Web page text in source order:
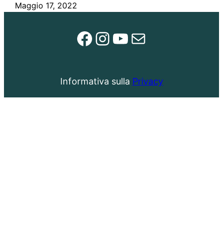
Maggio 17, 2022
Facebook Instagram YouTube Email
Informativa sulla Privacy